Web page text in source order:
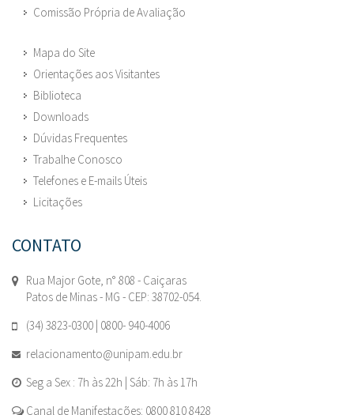
Comissão Própria de Avaliação
Mapa do Site
Orientações aos Visitantes
Biblioteca
Downloads
Dúvidas Frequentes
Trabalhe Conosco
Telefones e E-mails Úteis
Licitações
CONTATO
Rua Major Gote, n° 808 - Caiçaras
Patos de Minas - MG - CEP: 38702-054.
(34) 3823-0300 | 0800- 940-4006
relacionamento@unipam.edu.br
Seg a Sex : 7h às 22h | Sáb: 7h às 17h
Canal de Manifestações: 0800 810 8428